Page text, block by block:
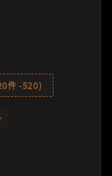
件 -520)